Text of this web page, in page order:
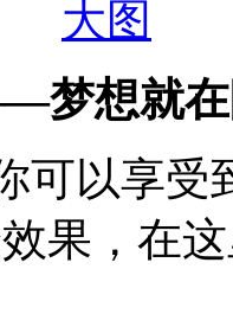
梦想就
可以享受
果，在